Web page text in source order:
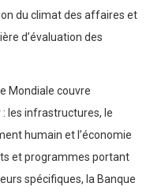
du climat des affaires et
d’évaluation des
Mondiale couvre
les infrastructures, le
humain et l’économie
et programmes portant
spécifiques, la Banque